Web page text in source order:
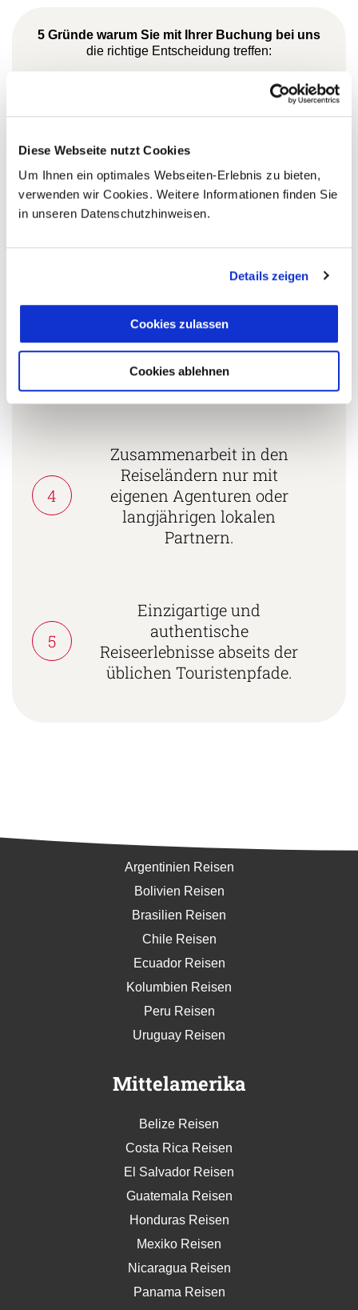
Diese Webseite nutzt Cookies
Um Ihnen ein optimales Webseiten-Erlebnis zu bieten,
verwenden wir Cookies. Weitere Informationen finden Sie
in unseren Datenschutzhinweisen.
Details zeigen
Cookies zulassen
Cookies ablehnen
5 Gründe warum Sie mit Ihrer Buchung bei uns
die richtige Entscheidung treffen:
Fernreisespezialist mit über
2
Persönliche Beratung durch
vielgereiste
Länderspezialisten.
3
Tourismuspreisen
ausgezeichnet und als
nachhaltiges Unternehmen
zertifiziert.
4
Zusammenarbeit in den
Reiseländern nur mit
eigenen Agenturen oder
langjährigen lokalen
Partnern.
5
Einzigartige und
authentische
Reiseerlebnisse abseits der
üblichen Touristenpfade.
Argentinien Reisen
Bolivien Reisen
Brasilien Reisen
Chile Reisen
Ecuador Reisen
Kolumbien Reisen
Peru Reisen
Uruguay Reisen
Mittelamerika
Belize Reisen
Costa Rica Reisen
El Salvador Reisen
Guatemala Reisen
Honduras Reisen
Mexiko Reisen
Nicaragua Reisen
Panama Reisen